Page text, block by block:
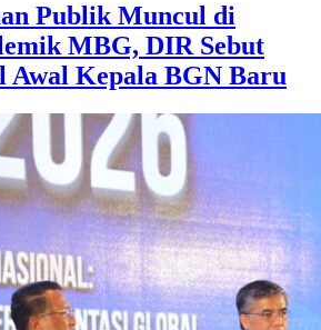
Publik Muncul di
MBG, DIR Sebut
Awal Kepala BGN Baru